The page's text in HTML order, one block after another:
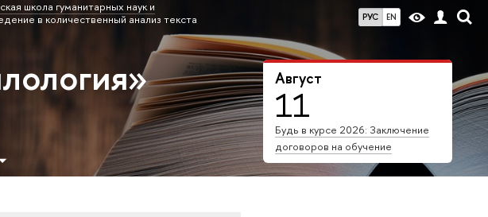
РУС EN
школа гуманитарных наук и
в количественный анализ текста
Август
11
Будь в курсе 2026: Заключение
договоров на обучение